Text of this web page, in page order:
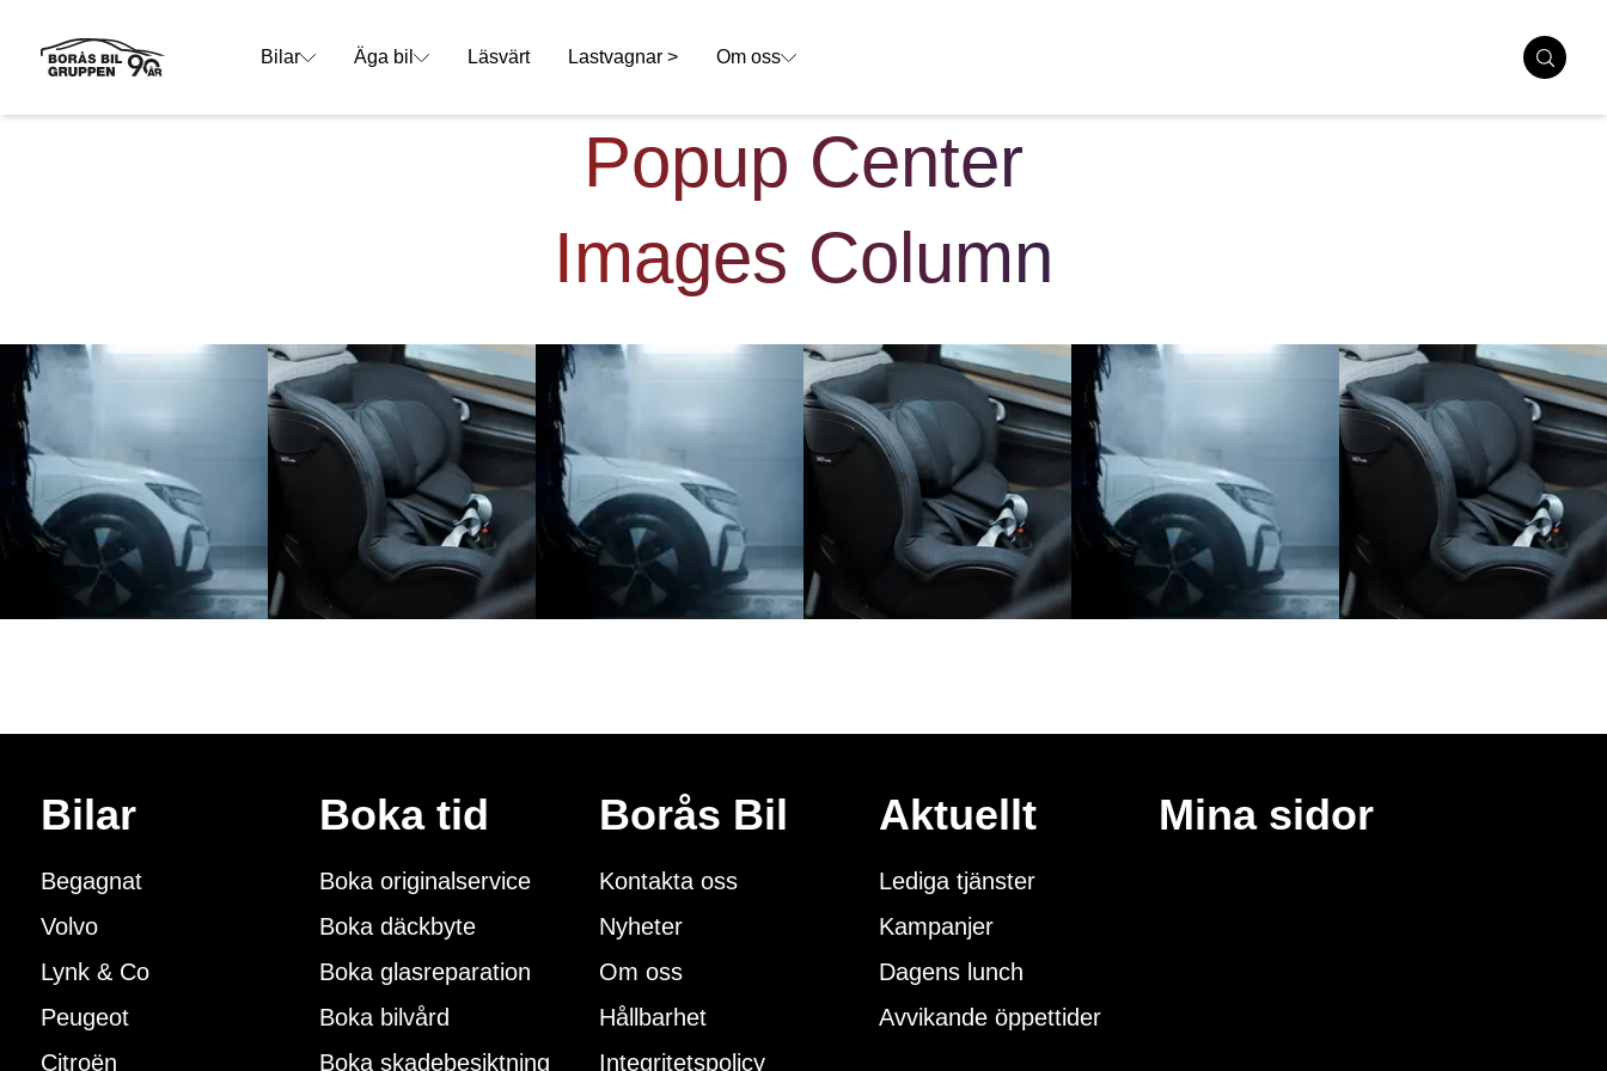
Bilar Äga bil Läsvärt Lastvagnar > Om oss
Popup Center
Images Column
Bilar
Begagnat
Volvo
Lynk & Co
Peugeot
Citroën
Boka tid
Boka originalservice
Boka däckbyte
Boka glasreparation
Boka bilvård
Boka skadebesiktning
Borås Bil
Kontakta oss
Nyheter
Om oss
Hållbarhet
Integritetspolicy
Aktuellt
Lediga tjänster
Kampanjer
Dagens lunch
Avvikande öppettider
Mina sidor